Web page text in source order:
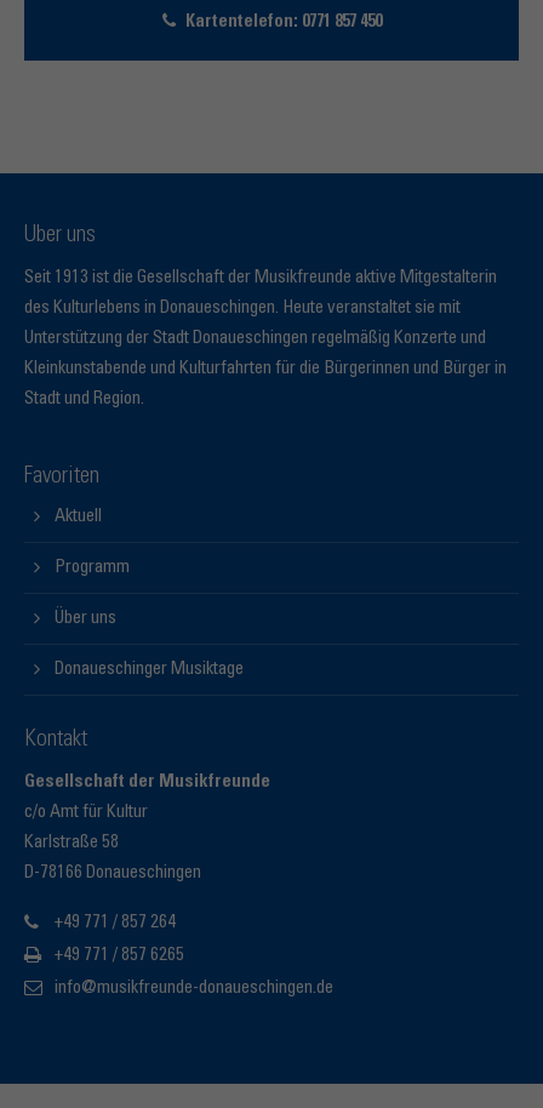
Kartentelefon: 0771 857 450
Über uns
Seit 1913 ist die Gesellschaft der Musikfreunde aktive Mitgestalterin
des Kulturlebens in Donaueschingen. Heute veranstaltet sie mit
Unterstützung der Stadt Donaueschingen regelmäßig Konzerte und
Kleinkunstabende und Kulturfahrten für die Bürgerinnen und Bürger in
Stadt und Region.
Favoriten
Aktuell
Programm
Über uns
Donaueschinger Musiktage
Kontakt
Gesellschaft der Musikfreunde
c/o Amt für Kultur
Karlstraße 58
D-78166 Donaueschingen
+49 771 / 857 264
+49 771 / 857 6265
info@musikfreunde-donaueschingen.de